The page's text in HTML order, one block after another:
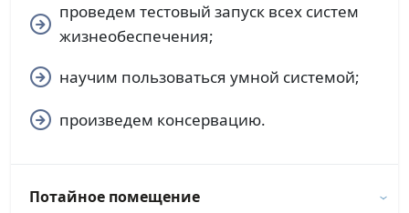
проведем тестовый запуск всех систем
жизнеобеспечения;
научим пользоваться умной системой;
произведем консервацию.
Потайное помещение